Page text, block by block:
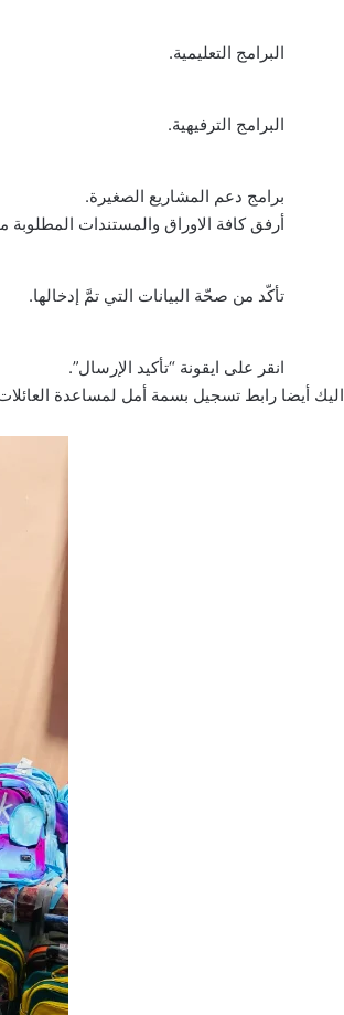
البرامج التعليمية.
البرامج الترفيهية.
برامج دعم المشاريع الصغيرة.
أرفق كافة الاوراق والمستندات المطلوبة
تأكّد من صحّة البيانات التي تمَّ إدخالها.
انقر على ايقونة “تأكيد الإرسال”.
اليك أيضا رابط تسجيل بسمة أمل لمساعدة